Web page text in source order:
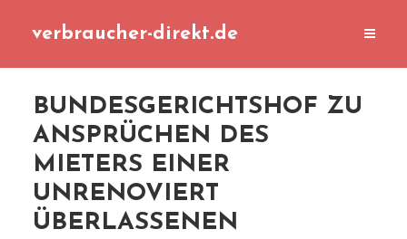
verbraucher-direkt.de
BUNDESGERICHTSHOF ZU
ANSPRÜCHEN DES
MIETERS EINER
UNRENOVIERT
ÜBERLASSENEN